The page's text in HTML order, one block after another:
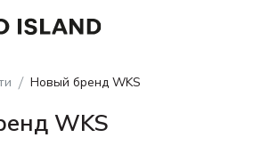
Новый бренд WKS
WKS